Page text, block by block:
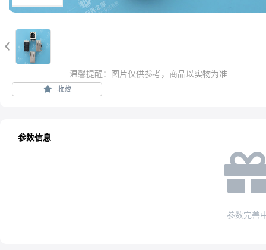

温馨提醒：图片仅供参考，商品以实物为准
收藏
参数信息
参数完善